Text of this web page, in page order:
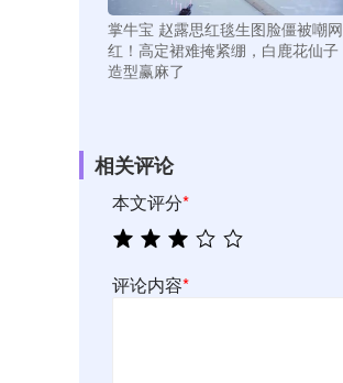
掌牛宝 赵露思红毯生图脸僵被嘲网
红！高定裙难掩紧绷，白鹿花仙子
造型赢麻了
相关评论
本文评分*
评论内容*